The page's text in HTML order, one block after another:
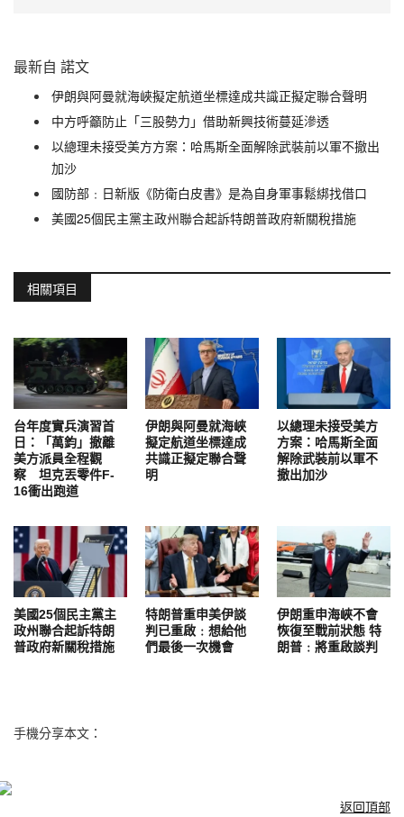
最新自 諾文
伊朗與阿曼就海峽擬定航道坐標達成共識正擬定聯合聲明
中方呼籲防止「三股勢力」借助新興技術蔓延滲透
以總理未接受美方方案：哈馬斯全面解除武裝前以軍不撤出
加沙
國防部﹕日新版《防衛白皮書》是為自身軍事鬆綁找借口
美國25個民主黨主政州聯合起訴特朗普政府新關稅措施
相關項目
台年度實兵演習首
日：「萬鈞」撤離
美方派員全程觀
察 坦克丟零件F-
16衝出跑道
伊朗與阿曼就海峽
擬定航道坐標達成
共識正擬定聯合聲
明
以總理未接受美方
方案：哈馬斯全面
解除武裝前以軍不
撤出加沙
美國25個民主黨主
政州聯合起訴特朗
普政府新關稅措施
特朗普重申美伊談
判已重啟﹕想給他
們最後一次機會
伊朗重申海峽不會
恢復至戰前狀態 特
朗普﹕將重啟談判
手機分享本文：
返回頂部